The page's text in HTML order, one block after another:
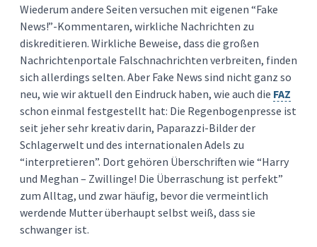
Wiederum andere Seiten versuchen mit eigenen “Fake
News!”-Kommentaren, wirkliche Nachrichten zu
diskreditieren. Wirkliche Beweise, dass die großen
Nachrichtenportale Falschnachrichten verbreiten, finden
sich allerdings selten. Aber Fake News sind nicht ganz so
neu, wie wir aktuell den Eindruck haben, wie auch die FAZ
schon einmal festgestellt hat: Die Regenbogenpresse ist
seit jeher sehr kreativ darin, Paparazzi-Bilder der
Schlagerwelt und des internationalen Adels zu
“interpretieren”. Dort gehören Überschriften wie “Harry
und Meghan – Zwillinge! Die Überraschung ist perfekt”
zum Alltag, und zwar häufig, bevor die vermeintlich
werdende Mutter überhaupt selbst weiß, dass sie
schwanger ist.